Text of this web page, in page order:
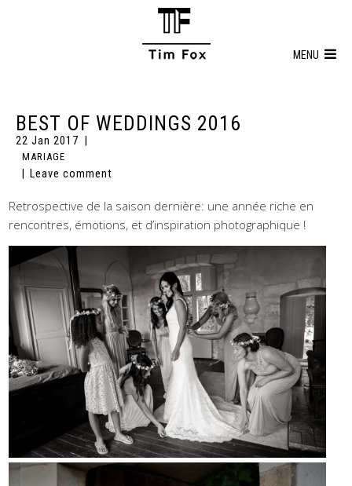
MENU
BEST OF WEDDINGS 2016
22 Jan 2017
MARIAGE
Leave comment
Retrospective de la saison dernière: une année riche en
rencontres, émotions, et d’inspiration photographique !